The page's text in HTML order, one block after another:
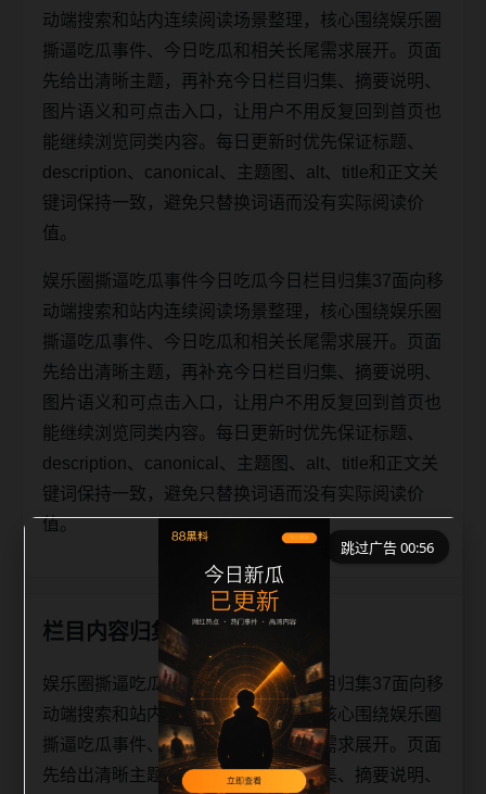
动端搜索和站内连续阅读场景整理，核心围绕娱乐圈
撕逼吃瓜事件、今日吃瓜和相关长尾需求展开。页面
先给出清晰主题，再补充今日栏目归集、摘要说明、
图片语义和可点击入口，让用户不用反复回到首页也
能继续浏览同类内容。每日更新时优先保证标题、
description、canonical、主题图、alt、title和正文关
键词保持一致，避免只替换词语而没有实际阅读价
值。
娱乐圈撕逼吃瓜事件今日吃瓜今日栏目归集37面向移
动端搜索和站内连续阅读场景整理，核心围绕娱乐圈
撕逼吃瓜事件、今日吃瓜和相关长尾需求展开。页面
先给出清晰主题，再补充今日栏目归集、摘要说明、
图片语义和可点击入口，让用户不用反复回到首页也
能继续浏览同类内容。每日更新时优先保证标题、
description、canonical、主题图、alt、title和正文关
键词保持一致，避免只替换词语而没有实际阅读价
值。
栏目内容归集
娱乐圈撕逼吃瓜事件今日吃瓜今日栏目归集37面向移
动端搜索和站内连续阅读场景整理，核心围绕娱乐圈
撕逼吃瓜事件、今日吃瓜和相关长尾需求展开。页面
先给出清晰主题，再补充今日栏目归集、摘要说明、
跳过广告 00:56